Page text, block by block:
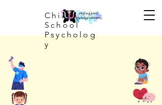
Child and
School
Psycholog
y